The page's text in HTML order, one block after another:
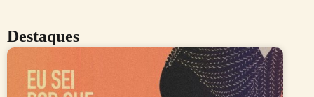
Destaques